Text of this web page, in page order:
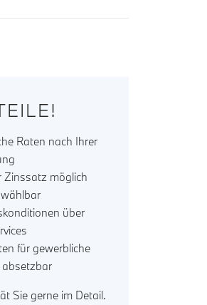
Raten nach Ihrer
Zinssatz möglich
über
für gewerbliche
absetzbar
Sie gerne im Detail.